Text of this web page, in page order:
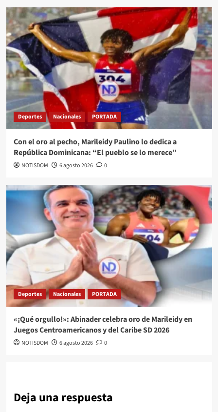
Deportes Nacionales PORTADA
Con el oro al pecho, Marileidy Paulino lo dedica a
República Dominicana: “El pueblo se lo merece”
NOTISDOM 6 agosto 2026 0
Deportes Nacionales PORTADA
«¡Qué orgullo!»: Abinader celebra oro de Marileidy en
Juegos Centroamericanos y del Caribe SD 2026
NOTISDOM 6 agosto 2026 0
Deja una respuesta